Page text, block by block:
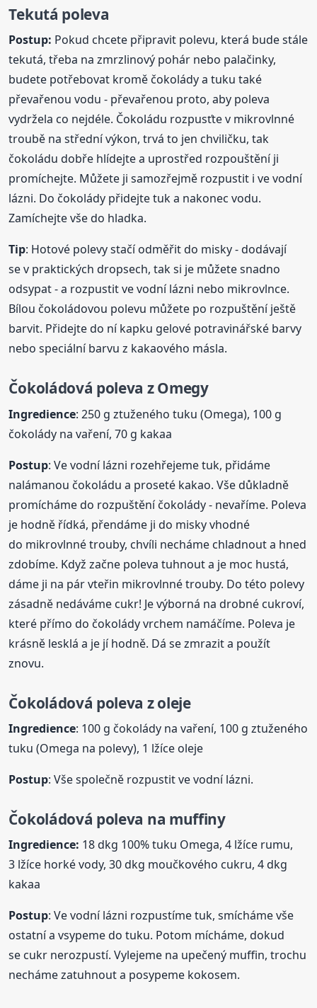
Tekutá poleva
Postup: Pokud chcete připravit polevu, která bude stále
tekutá, třeba na zmrzlinový pohár nebo palačinky,
budete potřebovat kromě čokolády a tuku také
převařenou vodu - převařenou proto, aby poleva
vydržela co nejdéle. Čokoládu rozpusťte v mikrovlnné
troubě na střední výkon, trvá to jen chviličku, tak
čokoládu dobře hlídejte a uprostřed rozpouštění ji
promíchejte. Můžete ji samozřejmě rozpustit i ve vodní
lázni. Do čokolády přidejte tuk a nakonec vodu.
Zamíchejte vše do hladka.
Tip: Hotové polevy stačí odměřit do misky - dodávají
se v praktických dropsech, tak si je můžete snadno
odsypat - a rozpustit ve vodní lázni nebo mikrovlnce.
Bílou čokoládovou polevu můžete po rozpuštění ještě
barvit. Přidejte do ní kapku gelové potravinářské barvy
nebo speciální barvu z kakaového másla.
Čokoládová poleva z Omegy
Ingredience: 250 g ztuženého tuku (Omega), 100 g
čokolády na vaření, 70 g kakaa
Postup: Ve vodní lázni rozehřejeme tuk, přidáme
nalámanou čokoládu a proseté kakao. Vše důkladně
promícháme do rozpuštění čokolády - nevaříme. Poleva
je hodně řídká, přendáme ji do misky vhodné
do mikrovlnné trouby, chvíli necháme chladnout a hned
zdobíme. Když začne poleva tuhnout a je moc hustá,
dáme ji na pár vteřin mikrovlnné trouby. Do této polevy
zásadně nedáváme cukr! Je výborná na drobné cukroví,
které přímo do čokolády vrchem namáčíme. Poleva je
krásně lesklá a je jí hodně. Dá se zmrazit a použít
znovu.
Čokoládová poleva z oleje
Ingredience: 100 g čokolády na vaření, 100 g ztuženého
tuku (Omega na polevy), 1 lžíce oleje
Postup: Vše společně rozpustit ve vodní lázni.
Čokoládová poleva na muffiny
Ingredience: 18 dkg 100% tuku Omega, 4 lžíce rumu,
3 lžíce horké vody, 30 dkg moučkového cukru, 4 dkg
kakaa
Postup: Ve vodní lázni rozpustíme tuk, smícháme vše
ostatní a vsypeme do tuku. Potom mícháme, dokud
se cukr nerozpustí. Vylejeme na upečený muffin, trochu
necháme zatuhnout a posypeme kokosem.